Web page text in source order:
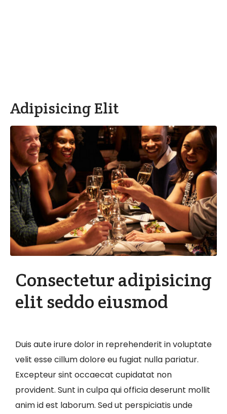
Adipisicing Elit
Consectetur adipisicing
elit seddo eiusmod
Duis aute irure dolor in reprehenderit in voluptate
velit esse cillum dolore eu fugiat nulla pariatur.
Excepteur sint occaecat cupidatat non
provident. Sunt in culpa qui officia deserunt mollit
anim id est laborum. Sed ut perspiciatis unde